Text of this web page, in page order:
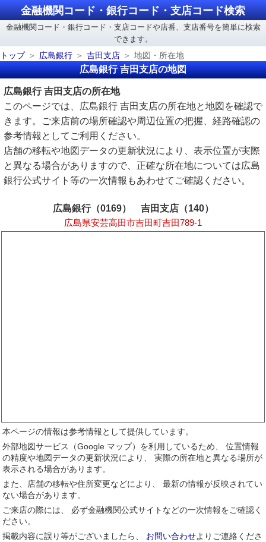
金融機関コード・銀行コード・支店コード検索
金融機関コード・銀行コード・支店コードや店番、支店番号を簡単に検索
できます。
トップ
広島銀行 吉田支店 地図・所在地
広島銀行 吉田支店の地図
広島銀行 吉田支店の所在地
このページでは、広島銀行 吉田支店の所在地と地図を確認で
きます。ご来店前の場所確認や周辺位置の把握、経路確認の
参考情報としてご利用ください。
店舗の移転や地図データの更新状況により、表示位置が実際
と異なる場合がありますので、正確な所在地については広島
銀行公式サイト等の一次情報もあわせてご確認ください。
広島銀行（0169） 吉田支店（140）
広島県安芸高田市吉田町吉田789-1
本ページの情報は参考情報として提供しています。
外部地図サービス（Google マップ）を利用しているため、 位置情報
の精度や地図データの更新状況により、 実際の所在地と異なる場所が
表示される場合があります。
また、店舗の移転や住所変更などにより、 最新の情報が反映されてい
ない場合があります。
ご来店の際には、 必ず金融機関公式サイトなどの一次情報をご確認く
ださい。
掲載内容に誤り等がございましたら、 お問い合わせよりご連絡くださ